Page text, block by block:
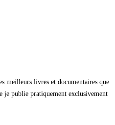
meilleurs livres et documentaires que
je publie pratiquement exclusivement